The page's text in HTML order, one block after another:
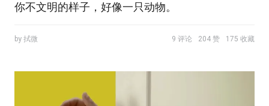
你不文明的样子，好像一只动物。
by 拭微 9 评论 204 赞 175 收藏